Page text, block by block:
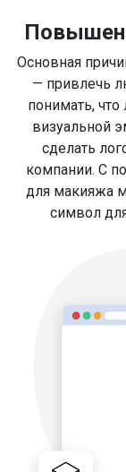
Основная
— привлечь
понимать,
визуальной
сделать
компании. С
для макияжа
символ